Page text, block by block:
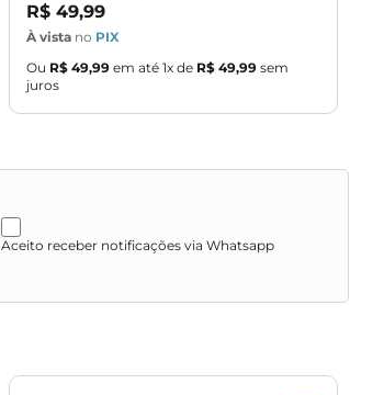
R$ 49,99
À vista no PIX
Ou R$ 49,99 em até 1x de R$ 49,99 sem
juros
Aceito receber notificações via Whatsapp